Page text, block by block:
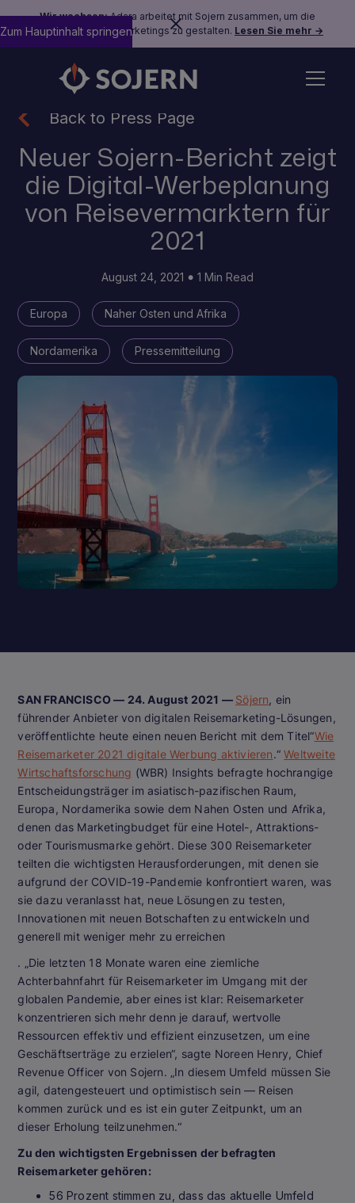
Wir wachsen:Adara arbeitet mit Sojern zusammen, um die
Zukunft des Reisemarketings zu gestalten. Lesen Sie mehr →
Zum Hauptinhalt springen
Back to Press Page
Neuer Sojern-Bericht zeigt
die Digital-Werbeplanung
von Reisevermarktern für
2021
August 24, 2021 1 Min Read
Europa Naher Osten und Afrika
Nordamerika Pressemitteilung
SAN FRANCISCO — 24. August 2021 — Söjern, ein
führender Anbieter von digitalen Reisemarketing-Lösungen,
veröffentlichte heute einen neuen Bericht mit dem Titel“Wie
Reisemarketer 2021 digitale Werbung aktivieren.“Weltweite
Wirtschaftsforschung (WBR) Insights befragte hochrangige
Entscheidungsträger im asiatisch-pazifischen Raum,
Europa, Nordamerika sowie dem Nahen Osten und Afrika,
denen das Marketingbudget für eine Hotel-, Attraktions-
oder Tourismusmarke gehört. Diese 300 Reisemarketer
teilten die wichtigsten Herausforderungen, mit denen sie
aufgrund der COVID-19-Pandemie konfrontiert waren, was
sie dazu veranlasst hat, neue Lösungen zu testen,
Innovationen mit neuen Botschaften zu entwickeln und
generell mit weniger mehr zu erreichen
. „Die letzten 18 Monate waren eine ziemliche
Achterbahnfahrt für Reisemarketer im Umgang mit der
globalen Pandemie, aber eines ist klar: Reisemarketer
konzentrieren sich mehr denn je darauf, wertvolle
Ressourcen effektiv und effizient einzusetzen, um eine
Geschäftserträge zu erzielen“, sagte Noreen Henry, Chief
Revenue Officer von Sojern. „In diesem Umfeld müssen Sie
agil, datengesteuert und optimistisch sein — Reisen
kommen zurück und es ist ein guter Zeitpunkt, um an
dieser Erholung teilzunehmen.“
Zu den wichtigsten Ergebnissen der befragten
Reisemarketer gehören:
56 Prozent stimmen zu, dass das aktuelle Umfeld